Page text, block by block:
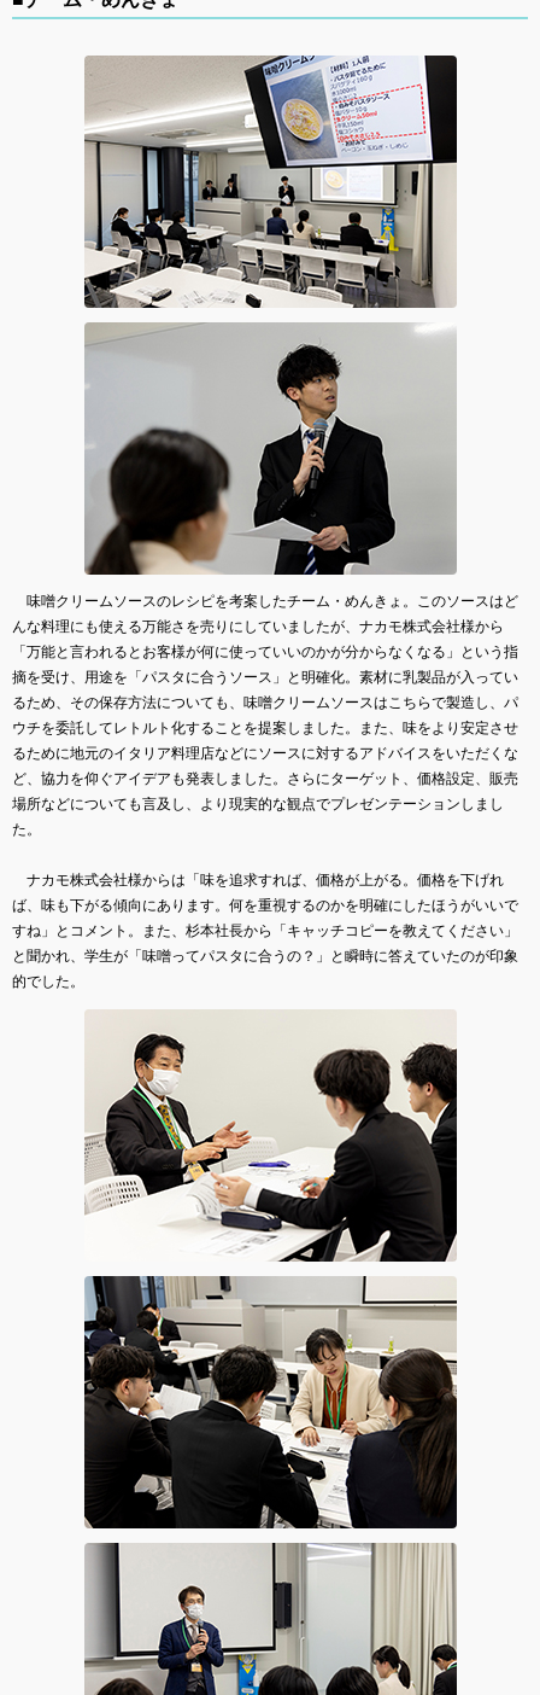
味噌クリームソースのレシピを考案したチーム・めんきょ。このソースはど
んな料理にも使える万能さを売りにしていましたが、ナカモ株式会社様から
「万能と言われるとお客様が何に使っていいのかが分からなくなる」という指
摘を受け、用途を「パスタに合うソース」と明確化。素材に乳製品が入ってい
るため、その保存方法についても、味噌クリームソースはこちらで製造し、パ
ウチを委託してレトルト化することを提案しました。また、味をより安定させ
るために地元のイタリア料理店などにソースに対するアドバイスをいただくな
ど、協力を仰ぐアイデアも発表しました。さらにターゲット、価格設定、販売
場所などについても言及し、より現実的な観点でプレゼンテーションしまし
た。
ナカモ株式会社様からは「味を追求すれば、価格が上がる。価格を下げれ
ば、味も下がる傾向にあります。何を重視するのかを明確にしたほうがいいで
すね」とコメント。また、杉本社長から「キャッチコピーを教えてください」
と聞かれ、学生が「味噌ってパスタに合うの？」と瞬時に答えていたのが印象
的でした。